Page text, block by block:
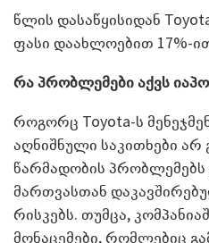
წლის დასაწყისიდან
ფასი დაახლოებით 17%-
რა პრობლემები აქვს
როგორც Toyota-ს
აღნიშნული საკითხები არ
წარმადობის
მართვასთან
რისკებს. თუმცა,
მონაცემები, რომლებიც